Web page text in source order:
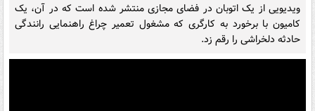
ویدیویی از یک اتوبان در فضای مجازی منتشر شده است که در آن، یک
کامیون با برخورد به کارگری که مشغول تعمیر چراغ راهنمایی رانندگی
حادثه دلخراشی را رقم زد.